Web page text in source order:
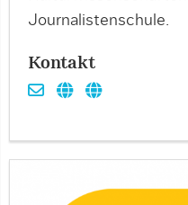
Journalistenschule.
Kontakt